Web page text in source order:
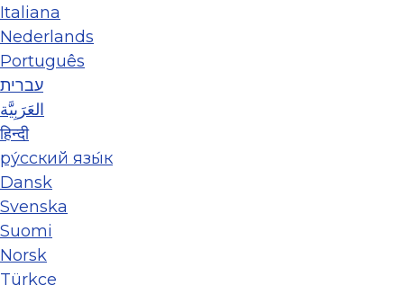
Italiana
Nederlands
Português
עברית
العَرَبِيَّة
हिन्दी
ру́сский язы́к
Dansk
Svenska
Suomi
Norsk
Türkçe